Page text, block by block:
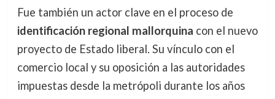
Fue también un actor clave en el proceso de
identificación regional mallorquina con el nuevo
proyecto de Estado liberal. Su vínculo con el
comercio local y su oposición a las autoridades
impuestas desde la metrópoli durante los años